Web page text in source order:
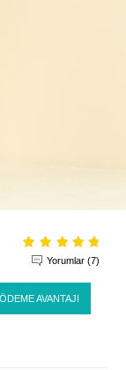
Yorumlar (7)
AVANTAJI